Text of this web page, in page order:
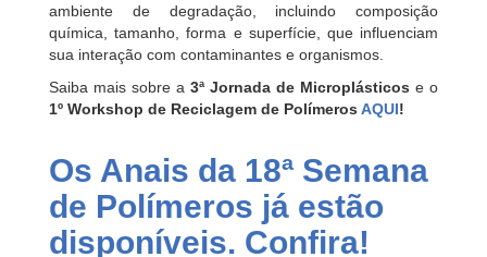
ambiente de degradação, incluindo composição
química, tamanho, forma e superfície, que influenciam
sua interação com contaminantes e organismos.
Saiba mais sobre a 3ª Jornada de Microplásticos e o
1º Workshop de Reciclagem de Polímeros AQUI!
Os Anais da 18ª Semana
de Polímeros já estão
disponíveis. Confira!